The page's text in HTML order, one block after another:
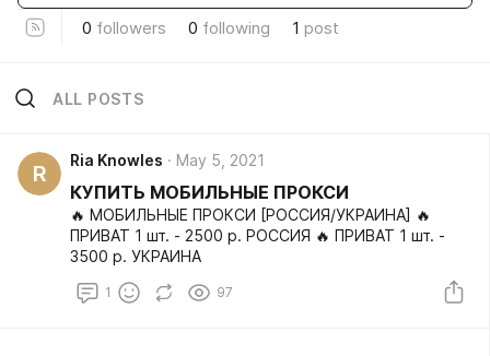
0 followers 0 following 1 post
ALL POSTS
R
Ria Knowles May 5, 2021
КУПИТЬ МОБИЛЬНЫЕ ПРОКСИ
🔥 МОБИЛЬНЫЕ ПРОКСИ [РОССИЯ/УКРАИНА] 🔥
ПРИВАТ 1 шт. - 2500 р. РОССИЯ 🔥 ПРИВАТ 1 шт. -
3500 р. УКРАИНА
1 97